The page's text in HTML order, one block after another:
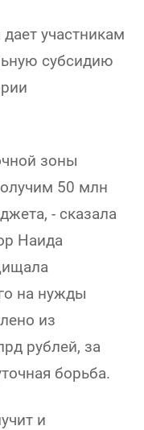
участникам
субсидию
зоны
50 млн
- сказала
Наида
на нужды
из
рублей, за
борьба.
и